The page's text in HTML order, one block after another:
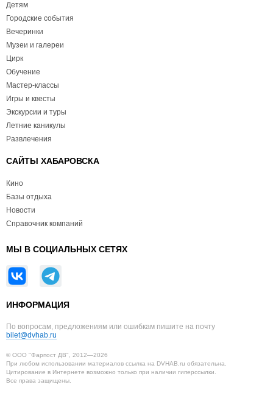
Детям
Городские события
Вечеринки
Музеи и галереи
Цирк
Обучение
Мастер-классы
Игры и квесты
Экскурсии и туры
Летние каникулы
Развлечения
САЙТЫ ХАБАРОВСКА
Кино
Базы отдыха
Новости
Справочник компаний
МЫ В СОЦИАЛЬНЫХ СЕТЯХ
ИНФОРМАЦИЯ
По вопросам, предложениям или ошибкам пишите на почту
bilet@dvhab.ru
© ООО "Фарпост ДВ", 2012—2026
При любом использовании материалов ссылка на DVHAB.ru обязательна.
Цитирование в Интернете возможно только при наличии гиперссылки.
Все права защищены.